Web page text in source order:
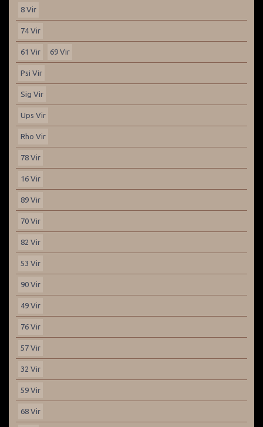
8 Vir
74 Vir
61 Vir 69 Vir
Psi Vir
Sig Vir
Ups Vir
Rho Vir
78 Vir
16 Vir
89 Vir
70 Vir
82 Vir
53 Vir
90 Vir
49 Vir
76 Vir
57 Vir
32 Vir
59 Vir
68 Vir